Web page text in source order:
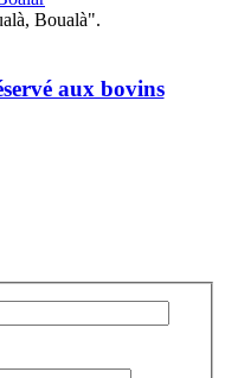
Boualà".
aux bovins